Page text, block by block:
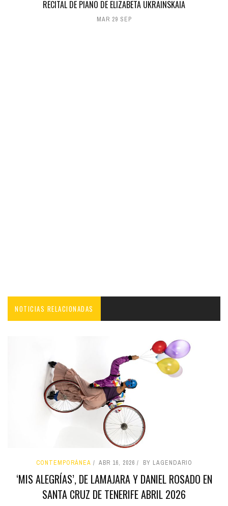
RECITAL DE PIANO DE ELIZABETA UKRAINSKAIA
MAR 29 SEP
NOTICIAS RELACIONADAS
CONTEMPORÁNEA ABR 16, 2026 BY LAGENDARIO
‘MIS ALEGRÍAS’, DE LAMAJARA Y DANIEL ROSADO EN
SANTA CRUZ DE TENERIFE ABRIL 2026